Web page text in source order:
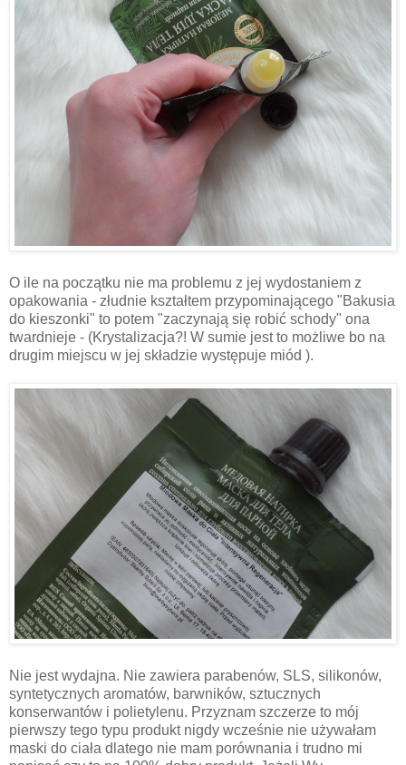
O ile na początku nie ma problemu z jej wydostaniem z
opakowania - złudnie kształtem przypominającego "Bakusia
do kieszonki" to potem "zaczynają się robić schody" ona
twardnieje - (Krystalizacja?! W sumie jest to możliwe bo na
drugim miejscu w jej składzie występuje miód ).
Nie jest wydajna. Nie zawiera parabenów, SLS, silikonów,
syntetycznych aromatów, barwników, sztucznych
konserwantów i polietylenu. Przyznam szczerze to mój
pierwszy tego typu produkt nigdy wcześnie nie używałam
maski do ciała dlatego nie mam porównania i trudno mi